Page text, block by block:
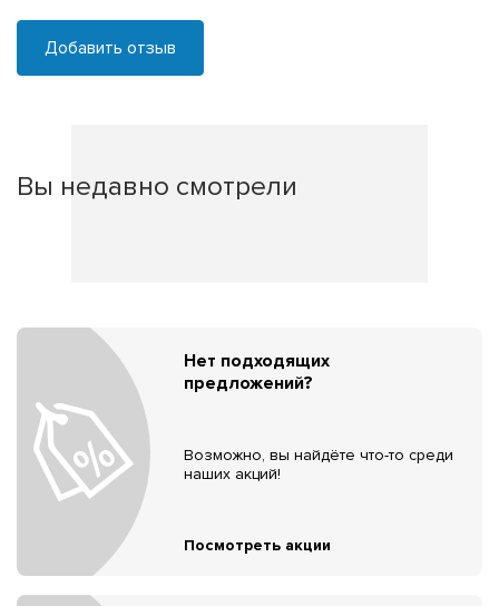
Добавить отзыв
Вы недавно смотрели
Нет подходящих
предложений?
Возможно, вы найдёте что-то среди
наших акций!
Посмотреть акции